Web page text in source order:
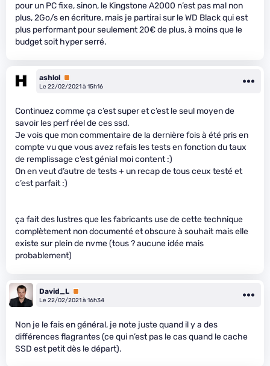
pour un PC fixe, sinon, le Kingstone A2000 n’est pas mal non
plus, 2Go/s en écriture, mais je partirai sur le WD Black qui est
plus performant pour seulement 20€ de plus, à moins que le
budget soit hyper serré.
ashlol Premium
Le 22/02/2021 à 15h16
Continuez comme ça c’est super et c’est le seul moyen de
savoir les perf réel de ces ssd.
Je vois que mon commentaire de la dernière fois à été pris en
compte vu que vous avez refais les tests en fonction du taux
de remplissage c’est génial moi content :)
On en veut d’autre de tests + un recap de tous ceux testé et
c’est parfait :)
ça fait des lustres que les fabricants use de cette technique
complètement non documenté et obscure à souhait mais elle
existe sur plein de nvme (tous ? aucune idée mais
probablement)
David_L Premium
Le 22/02/2021 à 16h34
Non je le fais en général, je note juste quand il y a des
différences flagrantes (ce qui n’est pas le cas quand le cache
SSD est petit dès le départ).